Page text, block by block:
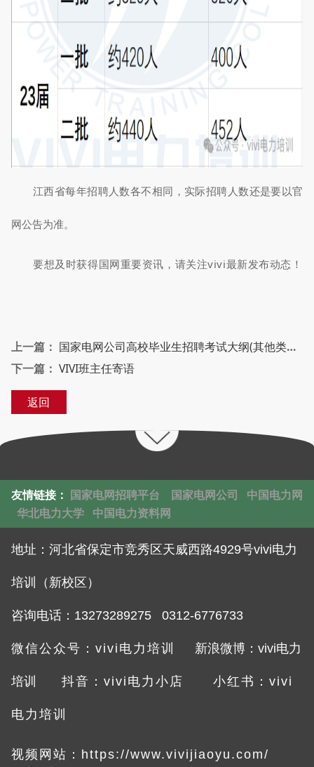
江西省每年招聘人数各不相同，实际招聘人数还是要以官
网公告为准。
要想及时获得国网重要资讯，请关注vivi最新发布动态！
上一篇： 国家电网公司高校毕业生招聘考试大纲(其他类专业2025版)
下一篇： VIVI班主任寄语
返回
友情链接： 国家电网招聘平台 国家电网公司
中国电力网
华北电力大学
中国电力资料网
地址： 河北省保定市竞秀区天威西路4929号vivi电力
培训（新校区）
咨询电话：13273289275 0312-6776733
微信公众号：vivi电力培训 新浪微博：vivi电力
培训 抖音：vivi电力小店 小红书：vivi
电力培训
视频网站： https://www.vivijiaoyu.com/